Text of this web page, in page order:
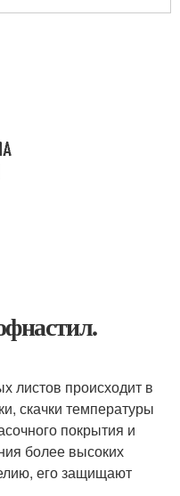
листов происходит в
скачки температуры
покрытия и
более высоких
его защищают